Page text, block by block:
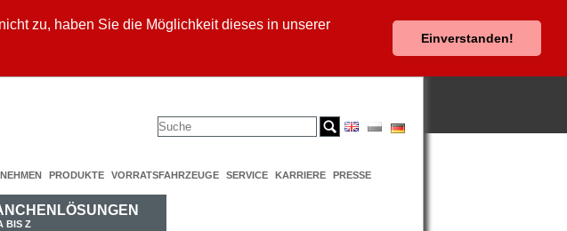
zu, haben Sie die Möglichkeit dieses in unserer
Einverstanden!
PRODUKTE VORRATSFAHRZEUGE SERVICE KARRIERE PRESSE
BIS Z